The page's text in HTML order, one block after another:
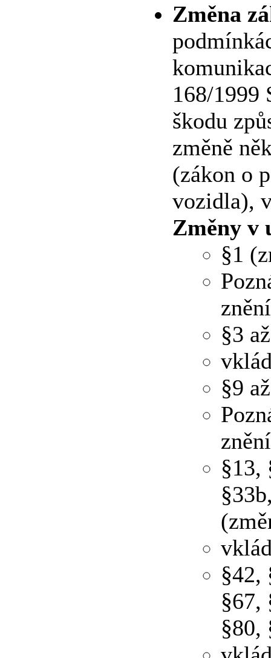
Změna
168/1999
škodu
změně
(zákon o
vozidla),
Změny v
§1
§3
§9
§13,
§42,
§67,
§80,